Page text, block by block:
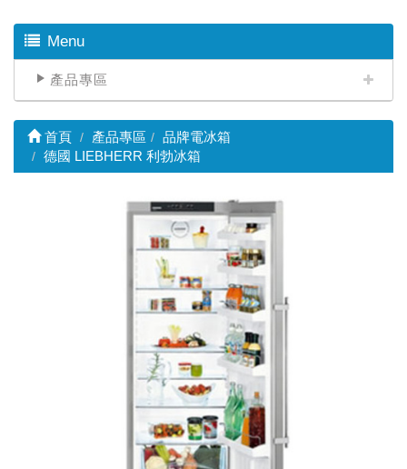
Menu
產品專區
首頁 產品專區
品牌電冰箱
德國 LIEBHERR 利勃冰箱